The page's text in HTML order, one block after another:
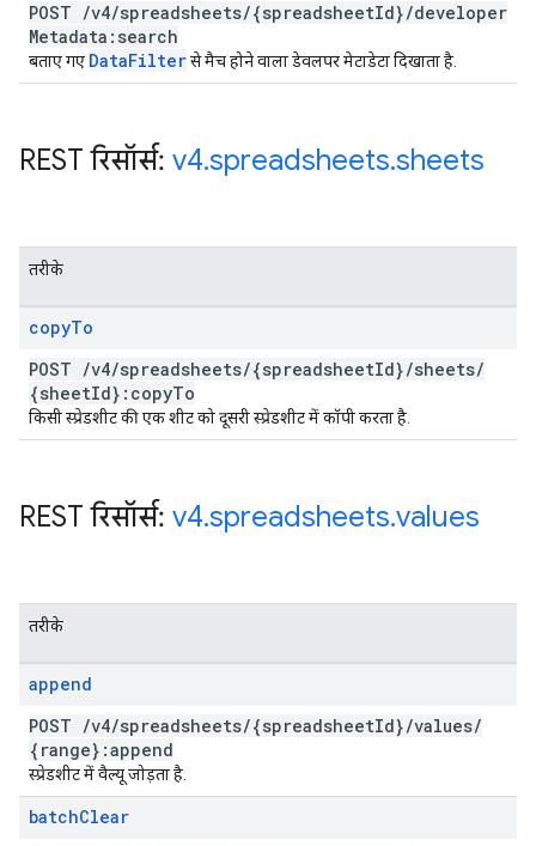
POST /v4/spreadsheets/{spreadsheetId}/developer
Metadata:search
बताए गए DataFilterसे मैच होने वाला डेवलपर मेटाडेटा दिखाता है.
REST रिसॉर्स: v4.spreadsheets.sheets
तरीके
copyTo
POST /v4/spreadsheets/{spreadsheetId}/sheets/
{sheetId}:copyTo
किसी स्प्रेडशीट की एक शीट को दूसरी स्प्रेडशीट में कॉपी करता है.
REST रिसॉर्स: v4.spreadsheets.values
तरीके
append
POST /v4/spreadsheets/{spreadsheetId}/values/
{range}:append
स्प्रेडशीट में वैल्यू जोड़ता है.
batchClear